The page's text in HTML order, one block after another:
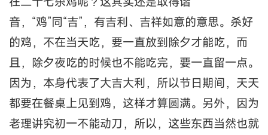
音，“鸡”同“吉”，有吉利、吉祥如意的意思。杀好
的鸡，不在当天吃，要一直放到除夕才能吃，而
且，除夕夜吃的时候也不能吃完，要一直留一点。
因为，本身代表了大吉大利，所以节日期间，天天
都要在餐桌上见到鸡，这样才算圆满。另外，因为
老理讲究初一不能动刀，所以，这些东西当然也就